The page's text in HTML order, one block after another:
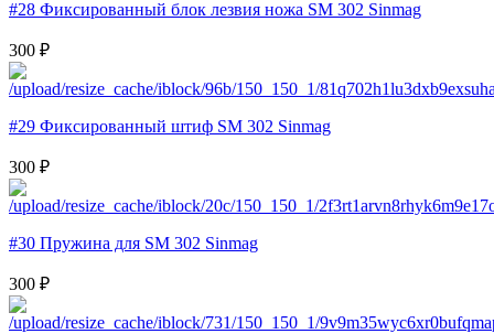
#28 Фиксированный блок лезвия ножа SM 302 Sinmag
300 ₽
#29 Фиксированный штиф SM 302 Sinmag
300 ₽
#30 Пружина для SM 302 Sinmag
300 ₽